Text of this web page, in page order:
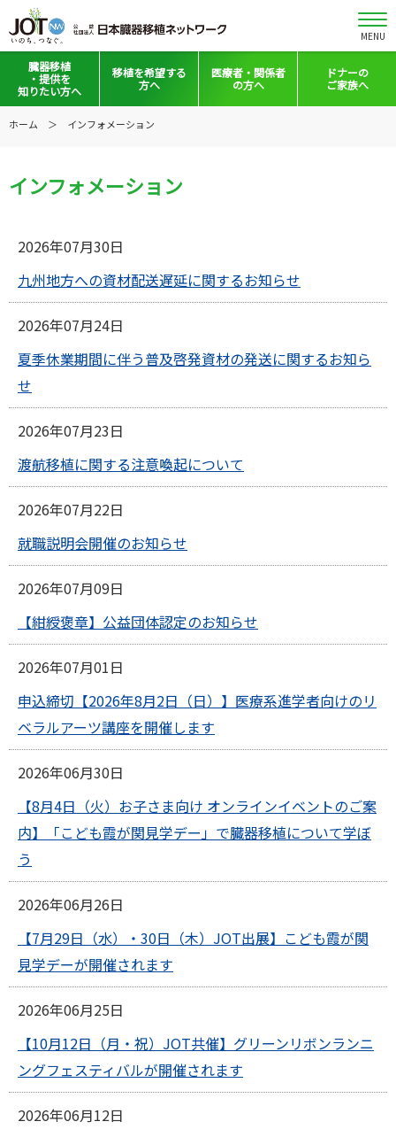
MENU
臓器移植
・提供を
知りたい方へ
移植と提供とは
日本の移植事情
全国の関連施設
全国のイベント・活動情報
Green Ribbon Campaign
移植を希望する
方へ
移植希望登録をお考えの方へ
医療者・ 関係者
の方へ
医療者向けお知らせ
会員の皆さまへ
全国の関連施設
コーディネーター向けログイン
ドナーの
ご家族へ
ホーム インフォメーション
インフォメーション
2026年07月30日
九州地方への資材配送遅延に関するお知らせ
2026年07月24日
夏季休業期間に伴う普及啓発資材の発送に関するお知ら
せ
2026年07月23日
渡航移植に関する注意喚起について
2026年07月22日
就職説明会開催のお知らせ
2026年07月09日
【紺綬褒章】公益団体認定のお知らせ
2026年07月01日
申込締切【2026年8月2日（日）】医療系進学者向けのリ
ベラルアーツ講座を開催します
2026年06月30日
【8月4日（火）お子さま向け オンラインイベントのご案
内】「こども霞が関見学デー」で臓器移植について学ぼ
う
2026年06月26日
【7月29日（水）・30日（木）JOT出展】こども霞が関
見学デーが開催されます
2026年06月25日
【10月12日（月・祝）JOT共催】グリーンリボンランニ
ングフェスティバルが開催されます
2026年06月12日